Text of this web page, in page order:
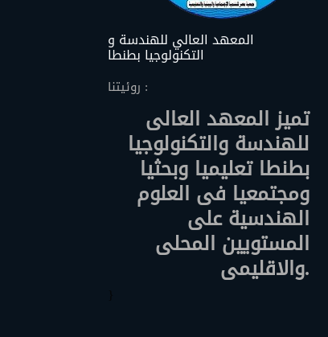
المعهد العالي للهندسة و
التكنولوجيا بطنطا
روئيتنا :
للهندسة والتكنولوجيا
بطنطا تعليميا وبحثيا
ومجتمعيا فى العلوم
الهندسية على
المستويين المحلى
والاقليمى.